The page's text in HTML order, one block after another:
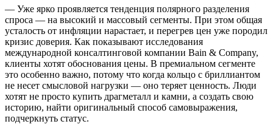
― Уже ярко проявляется тенденция полярного разделения
спроса — на высокий и массовый сегменты. При этом общая
усталость от инфляции нарастает, и перегрев цен уже породил
кризис доверия. Как показывают исследования
международной консалтинговой компании Bain & Company,
клиенты хотят обоснования цены. В премиальном сегменте
это особенно важно, потому что когда кольцо с бриллиантом
не несет смысловой нагрузки — оно теряет ценность. Люди
хотят не просто купить драгметалл и камни, а создать свою
историю, найти оригинальный способ самовыражения,
подчеркнуть статус.